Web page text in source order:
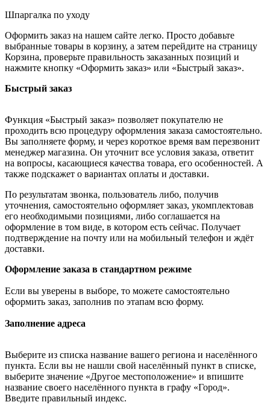
Шпаргалка по уходу
Оформить заказ на нашем сайте легко. Просто добавьте
выбранные товары в корзину, а затем перейдите на страницу
Корзина, проверьте правильность заказанных позиций и
нажмите кнопку «Оформить заказ» или «Быстрый заказ».
Быстрый заказ
Функция «Быстрый заказ» позволяет покупателю не
проходить всю процедуру оформления заказа самостоятельно.
Вы заполняете форму, и через короткое время вам перезвонит
менеджер магазина. Он уточнит все условия заказа, ответит
на вопросы, касающиеся качества товара, его особенностей. А
также подскажет о вариантах оплаты и доставки.
По результатам звонка, пользователь либо, получив
уточнения, самостоятельно оформляет заказ, укомплектовав
его необходимыми позициями, либо соглашается на
оформление в том виде, в котором есть сейчас. Получает
подтверждение на почту или на мобильный телефон и ждёт
доставки.
Оформление заказа в стандартном режиме
Если вы уверены в выборе, то можете самостоятельно
оформить заказ, заполнив по этапам всю форму.
Заполнение адреса
Выберите из списка название вашего региона и населённого
пункта. Если вы не нашли свой населённый пункт в списке,
выберите значение «Другое местоположение» и впишите
название своего населённого пункта в графу «Город».
Введите правильный индекс.